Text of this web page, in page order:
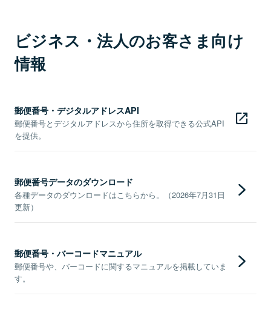
ビジネス・法人のお客さま向け
情報
郵便番号・デジタルアドレスAPI
郵便番号とデジタルアドレスから住所を取得できる公式API
を提供。
郵便番号データのダウンロード
各種データのダウンロードはこちらから。（2026年7月31日
更新）
郵便番号・バーコードマニュアル
郵便番号や、バーコードに関するマニュアルを掲載していま
す。